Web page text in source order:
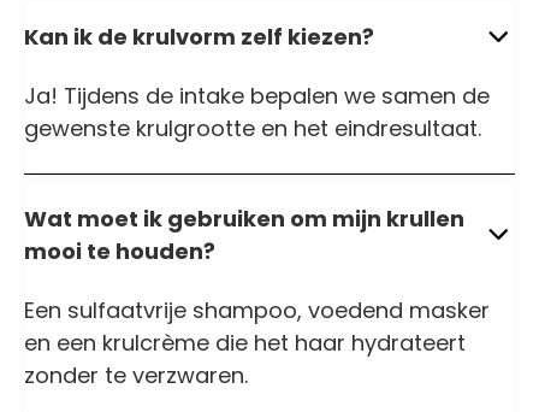
Kan ik de krulvorm zelf kiezen?
Ja! Tijdens de intake bepalen we samen de
gewenste krulgrootte en het eindresultaat.
Wat moet ik gebruiken om mijn krullen
mooi te houden?
Een sulfaatvrije shampoo, voedend masker
en een krulcrème die het haar hydrateert
zonder te verzwaren.